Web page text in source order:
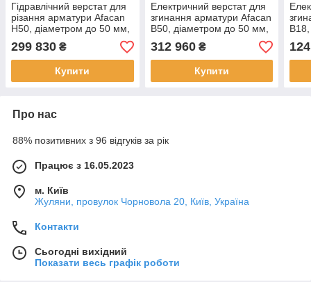
Гідравлічний верстат для
різання арматури Afacan
H50, діаметром до 50 мм,
299 830 ₴
Купити
Електричний верстат для
згинання арматури Afacan
B50, діаметром до 50 мм,
312 960₴
Купити
Про нас
88% позитивних з 96 відгуків за рік
Працює з 16.05.2023
м. Київ
Жуляни, провулок Чорновола 20, Київ, Україна
Контакти
Сьогодні вихідний
Показати весь графік роботи